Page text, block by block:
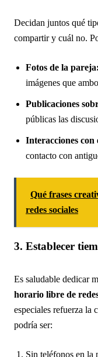
Decidan juntos qué
compartir y cuál no.
Fotos de la pareja:
imágenes que
Publicaciones
públicas las
Interacciones con
contacto con
Qué frases
redes sociales
3. Establecer
Es saludable dedicar
horario libre de
especiales refuerza la
podría ser:
Sin teléfonos en la